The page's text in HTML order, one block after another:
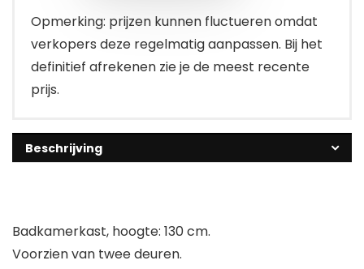
Opmerking: prijzen kunnen fluctueren omdat
verkopers deze regelmatig aanpassen. Bij het
definitief afrekenen zie je de meest recente
prijs.
Beschrijving
Badkamerkast, hoogte: 130 cm.
Voorzien van twee deuren.